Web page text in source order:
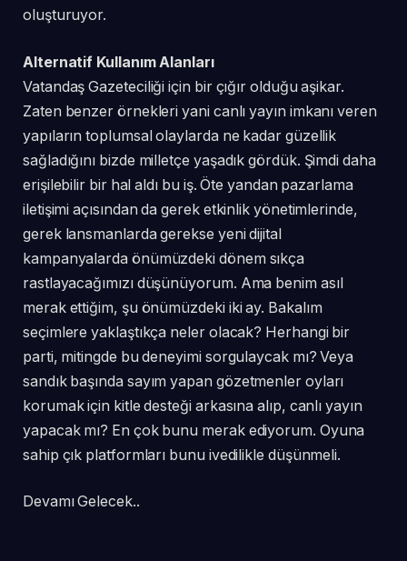
oluşturuyor.
Alternatif Kullanım Alanları
Vatandaş Gazeteciliği için bir çığır olduğu aşikar.
Zaten benzer örnekleri yani canlı yayın imkanı veren
yapıların toplumsal olaylarda ne kadar güzellik
sağladığını bizde milletçe yaşadık gördük. Şimdi daha
erişilebilir bir hal aldı bu iş. Öte yandan pazarlama
iletişimi açısından da gerek etkinlik yönetimlerinde,
gerek lansmanlarda gerekse yeni dijital
kampanyalarda önümüzdeki dönem sıkça
rastlayacağımızı düşünüyorum. Ama benim asıl
merak ettiğim, şu önümüzdeki iki ay. Bakalım
seçimlere yaklaştıkça neler olacak? Herhangi bir
parti, mitingde bu deneyimi sorgulaycak mı? Veya
sandık başında sayım yapan gözetmenler oyları
korumak için kitle desteği arkasına alıp, canlı yayın
yapacak mı? En çok bunu merak ediyorum. Oyuna
sahip çık platformları bunu ivedilikle düşünmeli.
Devamı Gelecek..